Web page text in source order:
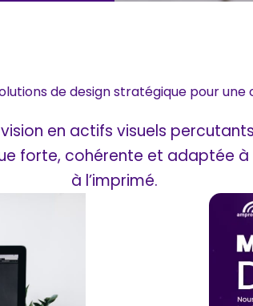
de design stratégique pour
en actifs visuels
forte, cohérente et adaptée à
à l’imprimé.